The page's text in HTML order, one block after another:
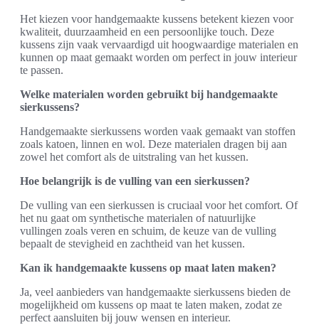
Het kiezen voor handgemaakte kussens betekent kiezen voor
kwaliteit, duurzaamheid en een persoonlijke touch. Deze
kussens zijn vaak vervaardigd uit hoogwaardige materialen en
kunnen op maat gemaakt worden om perfect in jouw interieur
te passen.
Welke materialen worden gebruikt bij handgemaakte
sierkussens?
Handgemaakte sierkussens worden vaak gemaakt van stoffen
zoals katoen, linnen en wol. Deze materialen dragen bij aan
zowel het comfort als de uitstraling van het kussen.
Hoe belangrijk is de vulling van een sierkussen?
De vulling van een sierkussen is cruciaal voor het comfort. Of
het nu gaat om synthetische materialen of natuurlijke
vullingen zoals veren en schuim, de keuze van de vulling
bepaalt de stevigheid en zachtheid van het kussen.
Kan ik handgemaakte kussens op maat laten maken?
Ja, veel aanbieders van handgemaakte sierkussens bieden de
mogelijkheid om kussens op maat te laten maken, zodat ze
perfect aansluiten bij jouw wensen en interieur.